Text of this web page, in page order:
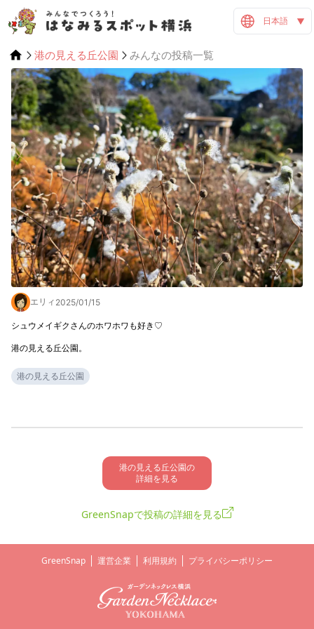
日本語
港の見える丘公園 みんなの投稿一覧
エリィ 2025/01/15
シュウメイギクさんのホワホワも好き♡
港の見える丘公園。
港の見える丘公園
港の見える丘公園の
詳細を見る
GreenSnapで投稿の詳細を見る
GreenSnap 運営企業 利用規約 プライバシーポリシー